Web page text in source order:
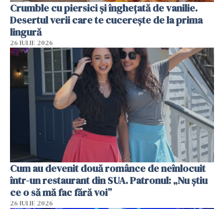
Crumble cu piersici și înghețată de vanilie.
Desertul verii care te cucerește de la prima
lingură
26 IULIE 2026
Cum au devenit două românce de neînlocuit
într-un restaurant din SUA. Patronul: „Nu știu
ce o să mă fac fără voi”
26 IULIE 2026